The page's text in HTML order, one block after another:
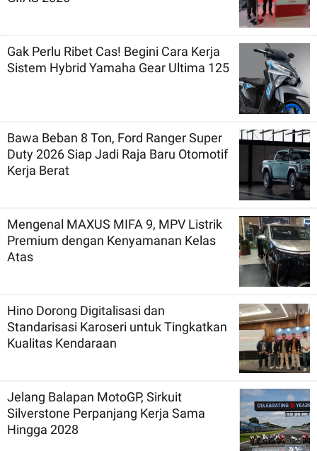
Gak Perlu Ribet Cas! Begini Cara Kerja
Sistem Hybrid Yamaha Gear Ultima 125
Bawa Beban 8 Ton, Ford Ranger Super
Duty 2026 Siap Jadi Raja Baru Otomotif
Kerja Berat
Mengenal MAXUS MIFA 9, MPV Listrik
Premium dengan Kenyamanan Kelas
Atas
Hino Dorong Digitalisasi dan
Standarisasi Karoseri untuk Tingkatkan
Kualitas Kendaraan
Jelang Balapan MotoGP, Sirkuit
Silverstone Perpanjang Kerja Sama
Hingga 2028